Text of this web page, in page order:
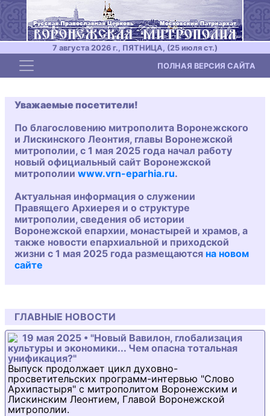
7 августа 2026 г., ПЯТНИЦА, (25 июля ст.)
Toggle navigation ПОЛНАЯ ВЕРСИЯ САЙТА
Уважаемые посетители!
По благословению митрополита Воронежского
и Лискинского Леонтия, главы Воронежской
митрополии, с 1 мая 2025 года начал работу
новый официальный сайт Воронежской
митрополии www.vrn-eparhia.ru.
Актуальная информация о служении
Правящего Архиерея и о структуре
митрополии, сведения об истории
Воронежской епархии, монастырей и храмов, а
также новости епархиальной и приходской
жизни с 1 мая 2025 года размещаются на новом
сайте
ГЛАВНЫЕ НОВОСТИ
19 мая 2025 • "Новый Вавилон, глобализация
культуры и экономики... Чем опасна тотальная
унификация?"
Выпуск продолжает цикл духовно-
просветительских программ-интервью "Слово
Архипастыря" с митрополитом Воронежским и
Лискинским Леонтием, Главой Воронежской
митрополии.